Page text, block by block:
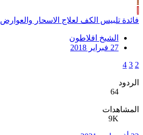
فائدة تلبيس الكف لعلاج الاسحار والعوارض
الشيخ افلاطون
27 فبراير 2018
2
3
4
الردود
64
المشاهدات
9K